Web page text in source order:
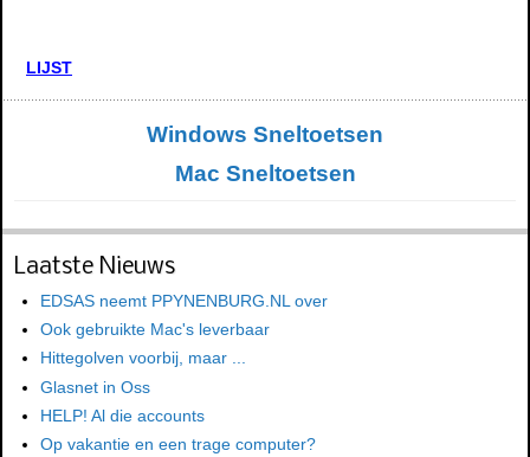
LIJST
Windows Sneltoetsen
Mac Sneltoetsen
Laatste Nieuws
EDSAS neemt PPYNENBURG.NL over
Ook gebruikte Mac's leverbaar
Hittegolven voorbij, maar ...
Glasnet in Oss
HELP! Al die accounts
Op vakantie en een trage computer?